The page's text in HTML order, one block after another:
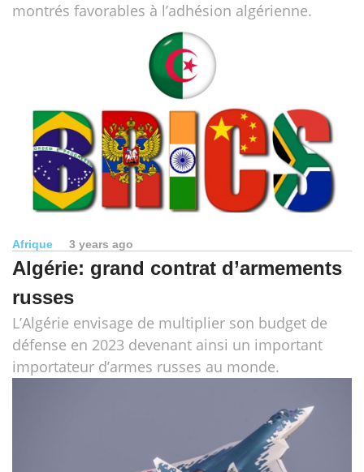
montrés favorables à l’adhésion algérienne.
Afrique 3 years ago
Algérie: grand contrat d’armements
russes
L’Algérie envisage de multiplier son budget de
défense en 2023 devenant ainsi un important
importateur d’armes russes au monde.